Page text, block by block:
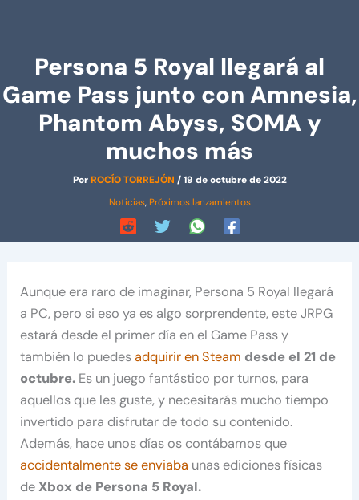
Persona 5 Royal llegará al
Game Pass junto con Amnesia,
Phantom Abyss, SOMA y
muchos más
PorROCÍO TORREJÓN /19 de octubre de 2022
Noticias, Próximos lanzamientos
Aunque era raro de imaginar, Persona 5 Royal llegará
a PC, pero si eso ya es algo sorprendente, este JRPG
estará desde el primer día en el Game Pass y
también lo puedesadquirir en Steam desde el 21 de
octubre. Es un juego fantástico por turnos, para
aquellos que les guste, y necesitarás mucho tiempo
invertido para disfrutar de todo su contenido.
Además, hace unos días os contábamos que
accidentalmente se enviaba unas ediciones físicas
de Xbox de Persona 5 Royal.